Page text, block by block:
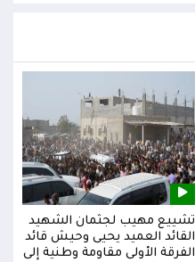
تشييع مهيب لجثمان الشهيد
القائد العميد يحيى وحيش قائد
الفرقة الأولى مقاومة وطنية إلى